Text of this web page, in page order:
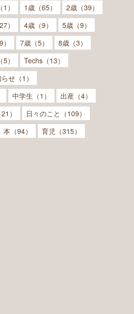
） 1歳（65）
2歳（39）
） 4歳（9）
5歳（9）
7歳（5）
8歳（3）
）
Techs（13）
せ（1）
中学生（1）
出産（4）
）
日々のこと（109）
本（94） 育児（315）